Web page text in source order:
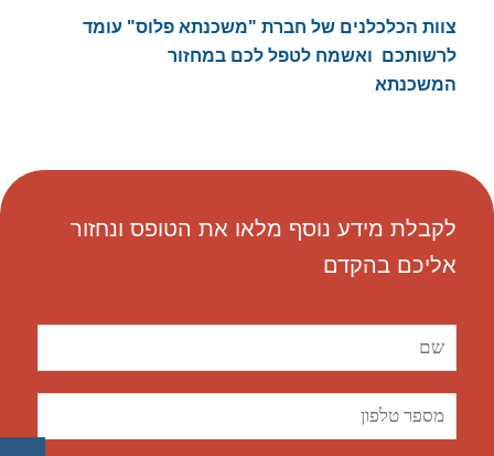
צוות הכלכלנים של חברת "משכנתא פלוס" עומד
לרשותכם ואשמח לטפל לכם במחזור
המשכנתא
לקבלת מידע נוסף מלאו את הטופס ונחזור
אליכם בהקדם